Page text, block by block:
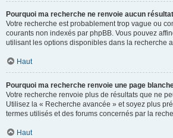
Pourquoi ma recherche ne renvoie aucun
Votre recherche est probablement trop vague ou
courants non indexés par phpBB. Vous pouvez
utilisant les options disponibles dans la recherche
Haut
Pourquoi ma recherche renvoie une page
Votre recherche renvoie plus de résultats que ne
Utilisez la « Recherche avancée » et soyez plus
termes utilisés et des forums concernés par la
Haut